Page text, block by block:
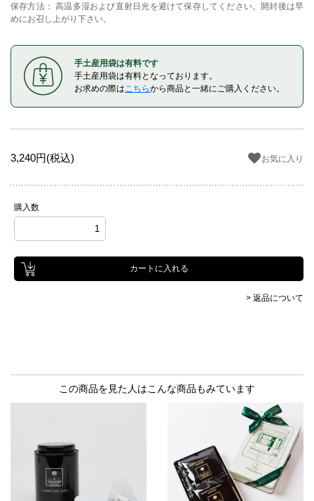
保存方法： 高温多湿および直射日光を避けて保存してください。開封後は早
めにお召し上がり下さい。
手土産用袋は有料です
手土産用袋は有料となっております。
お求めの際は こちらから商品と一緒にご購入ください。
3,240円(税込) お気に入り
購入数
> 返品について
この商品を見た人はこんな商品もみています